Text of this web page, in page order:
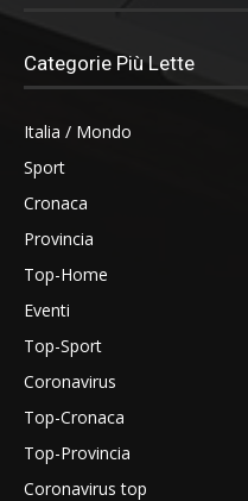
Categorie Più Lette
Italia / Mondo
Sport
Cronaca
Provincia
Top-Home
Eventi
Top-Sport
Coronavirus
Top-Cronaca
Top-Provincia
Coronavirus top